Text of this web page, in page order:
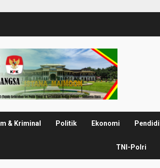
& Kriminal Politik Ekonomi
TNI-Polri